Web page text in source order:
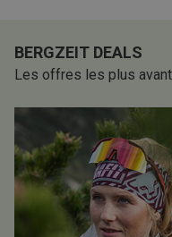
BERGZEIT DEALS
Les offres les plus